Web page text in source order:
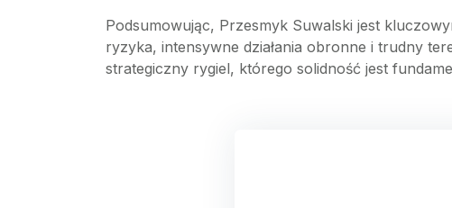
Podsumowując, Przesmyk Suwalski jest
ryzyka, intensywne działania obronne i trudny
strategiczny rygiel, którego solidność jest